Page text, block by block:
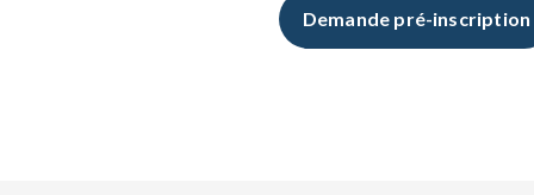
Demande pré-inscription
Civilité
Civilité